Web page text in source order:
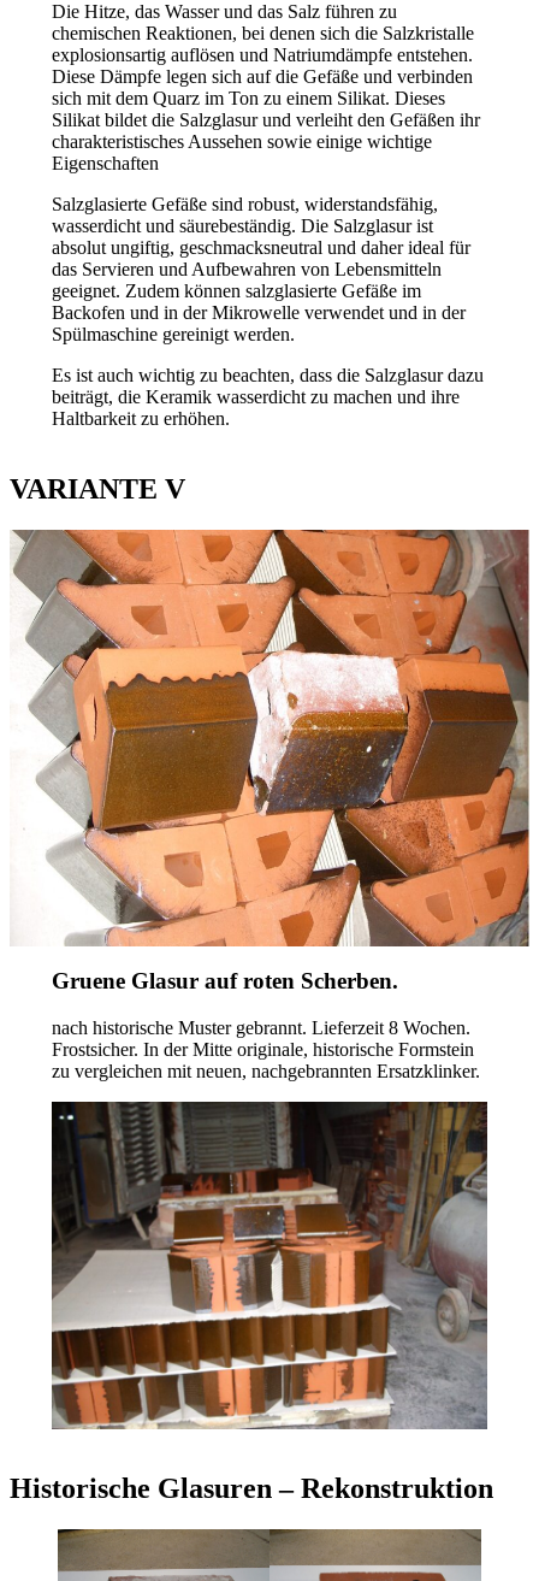
Die Hitze, das Wasser und das Salz führen zu
chemischen Reaktionen, bei denen sich die Salzkristalle
explosionsartig auflösen und Natriumdämpfe entstehen.
Diese Dämpfe legen sich auf die Gefäße und verbinden
sich mit dem Quarz im Ton zu einem Silikat. Dieses
Silikat bildet die Salzglasur und verleiht den Gefäßen ihr
charakteristisches Aussehen sowie einige wichtige
Eigenschaften
Salzglasierte Gefäße sind robust, widerstandsfähig,
wasserdicht und säurebeständig. Die Salzglasur ist
absolut ungiftig, geschmacksneutral und daher ideal für
das Servieren und Aufbewahren von Lebensmitteln
geeignet. Zudem können salzglasierte Gefäße im
Backofen und in der Mikrowelle verwendet und in der
Spülmaschine gereinigt werden.
Es ist auch wichtig zu beachten, dass die Salzglasur dazu
beiträgt, die Keramik wasserdicht zu machen und ihre
Haltbarkeit zu erhöhen.
VARIANTE V
Gruene Glasur auf roten Scherben.
nach historische Muster gebrannt. Lieferzeit 8 Wochen.
Frostsicher. In der Mitte originale, historische Formstein
zu vergleichen mit neuen, nachgebrannten Ersatzklinker.
Historische Glasuren – Rekonstruktion